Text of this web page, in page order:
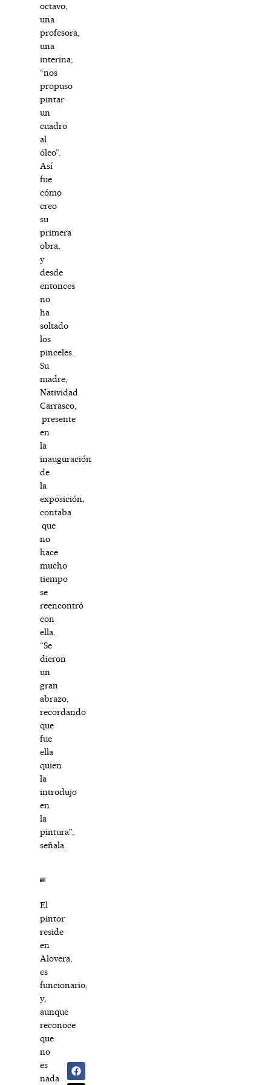
octavo,
una
profesora,
una
interina,
“nos
propuso
pintar
un
cuadro
al
óleo”.
Así
fue
cómo
creo
su
primera
obra,
y
desde
entonces
no
ha
soltado
los
pinceles.
Su
madre,
Natividad
Carrasco,
presente
en
la
inauguración
de
la
exposición,
contaba
que
no
hace
mucho
tiempo
se
reencontró
con
ella.
“Se
dieron
un
gran
abrazo,
recordando
que
fue
ella
quien
la
introdujo
en
la
pintura”,
señala.
El
pintor
reside
en
Alovera,
es
funcionario,
y,
aunque
reconoce
que
no
es
nada